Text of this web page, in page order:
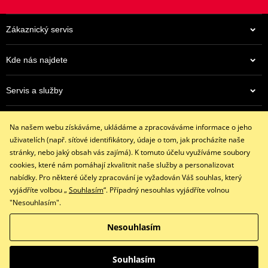
Standardní pozice- koncovka výfuku MIVV nahradí originální
koncovku výfuku.
komunikacích (EC homologace)
Výrobce
MIVV
Možnost
katalyzátoru
originální katalyzátor je zachován
HOMOLOGACE /
SCHVÁLENÍ
EC schválení
Řada
SPORT
EC schválení
Pozice
ORIGINAL
-
Zákaznický servis
Kde nás najdete
Servis a služby
+420 602 341 855
restaracing@email.cz
9:00 - 16:00 hod.
Facebook
Copyright © 2026 www.restaracing.cz
Všechna práva vyhrazena
Přepnout na klasickou verzi
Na našem webu získáváme, ukládáme a zpracováváme informace o jeho
uživatelích (např. síťové identifikátory, údaje o tom, jak procházíte naše
stránky, nebo jaký obsah vás zajímá). K tomuto účelu využíváme soubory
cookies, které nám pomáhají zkvalitnit naše služby a personalizovat
nabídky. Pro některé účely zpracování je vyžadován Váš souhlas, který
vyjádříte volbou „Souhlasím“. Případný nesouhlas vyjádříte volnou
"Nesouhlasím".
Nesouhlasím
Souhlasím